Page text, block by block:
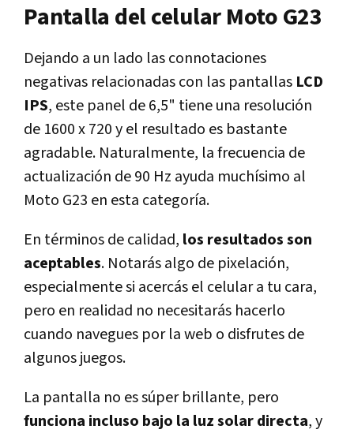
Pantalla del celular Moto G23
Dejando a un lado las connotaciones
negativas relacionadas con las pantallas LCD
IPS, este panel de 6,5" tiene una resolución
de 1600 x 720 y el resultado es bastante
agradable. Naturalmente, la frecuencia de
actualización de 90 Hz ayuda muchísimo al
Moto G23 en esta categoría.
En términos de calidad, los resultados son
aceptables. Notarás algo de pixelación,
especialmente si acercás el celular a tu cara,
pero en realidad no necesitarás hacerlo
cuando navegues por la web o disfrutes de
algunos juegos.
La pantalla no es súper brillante, pero
funciona incluso bajo la luz solar directa, y